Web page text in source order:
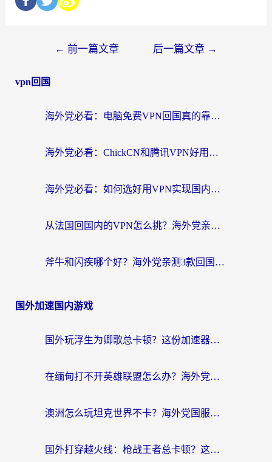
← 前一篇文章 后一篇文章 →
vpn回国
海外党必看：电脑免费VPN回国真的靠谱吗？附实测对比与最优方案指南
海外党必看：ChickCN和腾讯VPN好用吗？3招选对回国加速器，告别地区限制
海外党必看：如何选好用VPN实现国内资源无缝访问？从越南到全球都适用
从法国回国内的VPN怎么挑？海外党亲测：稳定、多端、安全才是关键
斧牛和闪疾哪个好？海外党亲测3款回国加速器，教你选到不踩坑的那一款
国外加速国内游戏
国外玩浮生为卿歌总卡顿？这份加速器选择指南帮你找回丝滑体验
在缅甸打不开英雄联盟怎么办？海外党亲测有效的国服游戏加速指南
澳洲怎么玩坦克世界不卡？海外党国服游戏加速终极指南（附逆战奇妙碰碰车解决方案）
国外打穿越火线：枪战王者总卡顿？这篇加速器推荐下载指南帮你解决延迟难题